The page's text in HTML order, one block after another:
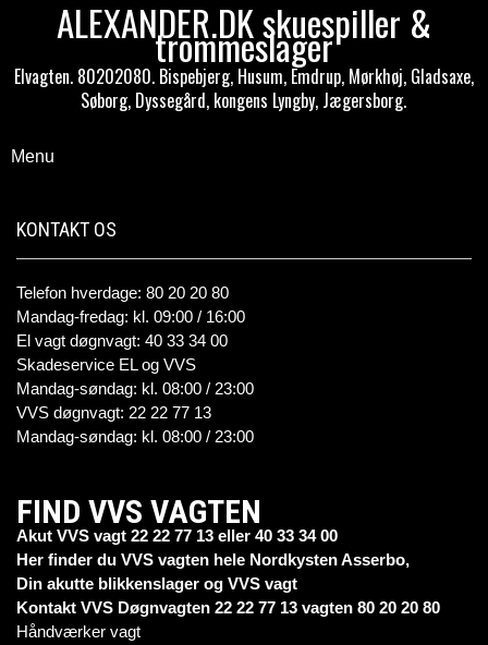
ALEXANDER.DK skuespiller &
trommeslager
Elvagten. 80202080. Bispebjerg, Husum, Emdrup, Mørkhøj, Gladsaxe,
Søborg, Dyssegård, kongens Lyngby, Jægersborg.
Menu
KONTAKT OS
Telefon hverdage: 80 20 20 80
Mandag-fredag: kl. 09:00 / 16:00
El vagt døgnvagt: 40 33 34 00
Skadeservice EL og VVS
Mandag-søndag: kl. 08:00 / 23:00
VVS døgnvagt: 22 22 77 13
Mandag-søndag: kl. 08:00 / 23:00
FIND VVS VAGTEN
Akut VVS vagt 22 22 77 13 eller 40 33 34 00
Her finder du VVS vagten hele Nordkysten Asserbo,
Din akutte blikkenslager og VVS vagt
Kontakt VVS Døgnvagten 22 22 77 13 vagten 80 20 20 80
Håndværker vagt